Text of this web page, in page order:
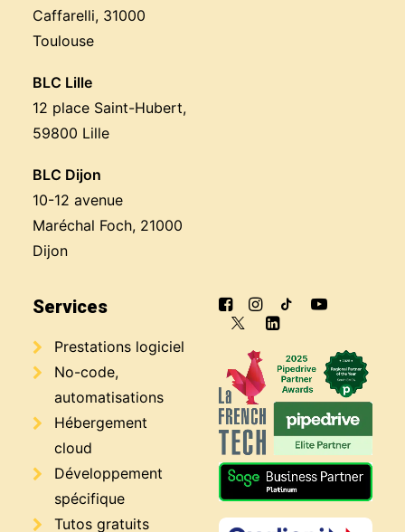
Caffarelli, 31000
Toulouse
BLC Lille
12 place Saint-Hubert,
59800 Lille
BLC Dijon
10-12 avenue
Maréchal Foch, 21000
Dijon
Services
Prestations logiciel
No-code,
automatisations
Hébergement
cloud
Développement
spécifique
Tutos gratuits